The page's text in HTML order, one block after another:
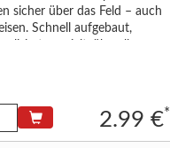
sicher über das Feld – auch
Schnell aufgebaut,
2.99 €*